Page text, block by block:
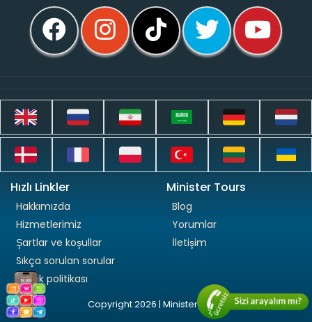
Hızlı Linkler
Hakkımızda
Hizmetlerimiz
Şartlar ve koşullar
Sıkça sorulan sorular
Gizlilik politikası
Minister Tours
Blog
Yorumlar
İletişim
Copyright 2026 | Minister Tours